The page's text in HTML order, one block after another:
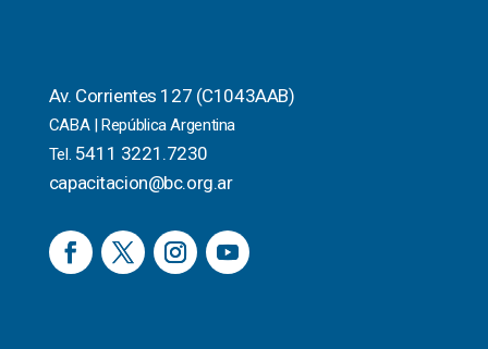
Av. Corrientes 127 (C1043AAB)
CABA | República Argentina
Tel. 5411 3221.7230
capacitacion@bc.org.ar